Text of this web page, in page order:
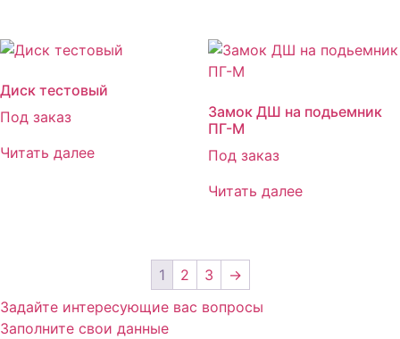
Диск тестовый
Под заказ
Читать далее
Замок ДШ на подьемник
ПГ-М
Под заказ
Читать далее
1 2 3
→
Задайте интересующие вас вопросы
Заполните свои данные